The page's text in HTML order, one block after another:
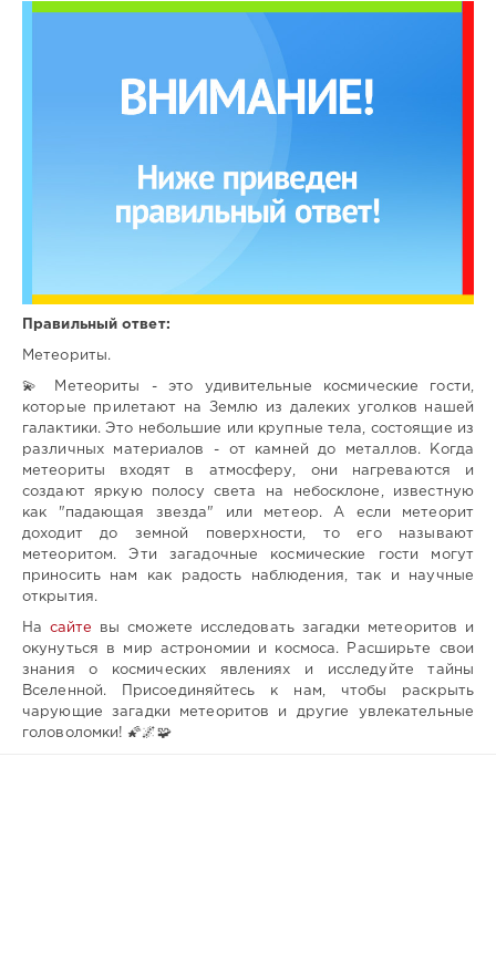
Правильный ответ:
Метеориты.
💫 Метеориты - это удивительные космические гости,
которые прилетают на Землю из далеких уголков нашей
галактики. Это небольшие или крупные тела, состоящие из
различных материалов - от камней до металлов. Когда
метеориты входят в атмосферу, они нагреваются и
создают яркую полосу света на небосклоне, известную
как "падающая звезда" или метеор. А если метеорит
доходит до земной поверхности, то его называют
метеоритом. Эти загадочные космические гости могут
приносить нам как радость наблюдения, так и научные
открытия.
На сайте
вы сможете исследовать загадки метеоритов и
окунуться в мир астрономии и космоса. Расширьте свои
знания о космических явлениях и исследуйте тайны
Вселенной. Присоединяйтесь к нам, чтобы раскрыть
чарующие загадки метеоритов и другие увлекательные
головоломки! 🌠🌌🧩